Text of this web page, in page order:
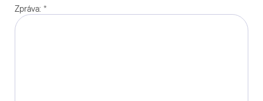
Zpráva: *